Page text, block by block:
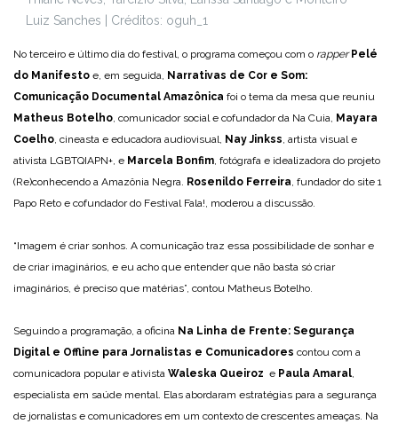
Luiz Sanches | Créditos: oguh_1
No terceiro e último dia do festival, o programa começou com o rapper Pelé
do Manifesto e, em seguida, Narrativas de Cor e Som:
Comunicação Documental Amazônica foi o tema da mesa que reuniu
Matheus Botelho, comunicador social e cofundador da Na Cuia, Mayara
Coelho, cineasta e educadora audiovisual, Nay Jinkss, artista visual e
ativista LGBTQIAPN+, e Marcela Bonfim, fotógrafa e idealizadora do projeto
(Re)conhecendo a Amazônia Negra. Rosenildo Ferreira, fundador do site 1
Papo Reto e cofundador do Festival Fala!, moderou a discussão.
“Imagem é criar sonhos. A comunicação traz essa possibilidade de sonhar e
de criar imaginários, e eu acho que entender que não basta só criar
imaginários, é preciso que matérias”, contou Matheus Botelho.
Seguindo a programação, a oficina Na Linha de Frente: Segurança
Digital e Offline para Jornalistas e Comunicadores contou com a
comunicadora popular e ativista Waleska Queiroz e Paula Amaral,
especialista em saúde mental. Elas abordaram estratégias para a segurança
de jornalistas e comunicadores em um contexto de crescentes ameaças. Na